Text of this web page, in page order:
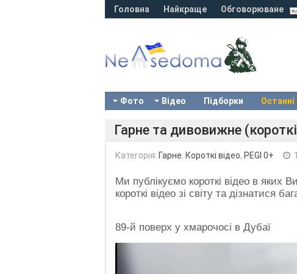
Головна Найкраще Обговорюване
Фото Відео Підборки
Гарне та дивовижне
Категорія: Гарне. Короткі відео, PEGI 0+
Ми публікуємо короткі відео в яких
короткі відео зі світу та дізнатися
89-й поверх у хмарочосі в Дубаї